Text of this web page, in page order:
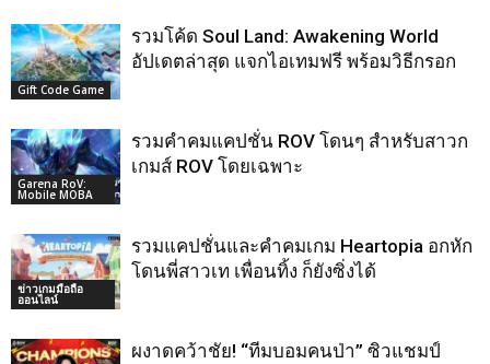
Gift Code Game
รวมโค้ด Soul Land: Awakening World
อัปเดตล่าสุด แจกไอเทมฟรี พร้อมวิธีกรอก
Garena RoV:
Mobile MOBA
รวมคำคมแคปชั่น ROV โดนๆ สำหรับสาวก
เกมส์ ROV โดยเฉพาะ
ข่าวเกมมือถือ
ออนไลน์
รวมแคปชั่นและคำคมเกม Heartopia อกหัก
โดนพี่สาวเท เพื่อนทิ้ง ก็ยังซิ่งได้
ผงาดคว้าชัย! “ทีมบอมคนป่า” ซิวแชมป์